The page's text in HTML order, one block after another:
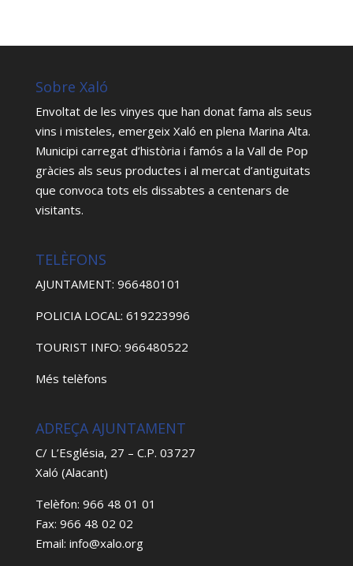
Sobre Xaló
Envoltat de les vinyes que han donat fama als seus
vins i misteles, emergeix Xaló en plena Marina Alta.
Municipi carregat d’història i famós a la Vall de Pop
gràcies als seus productes i al mercat d’antiguitats
que convoca tots els dissabtes a centenars de
visitants.
TELÈFONS
AJUNTAMENT: 966480101
POLICIA LOCAL: 619223996
TOURIST INFO: 966480522
Més telèfons
ADREÇA AJUNTAMENT
C/ L’Església, 27 – C.P. 03727
Xaló (Alacant)
Telèfon: 966 48 01 01
Fax: 966 48 02 02
Email: info@xalo.org